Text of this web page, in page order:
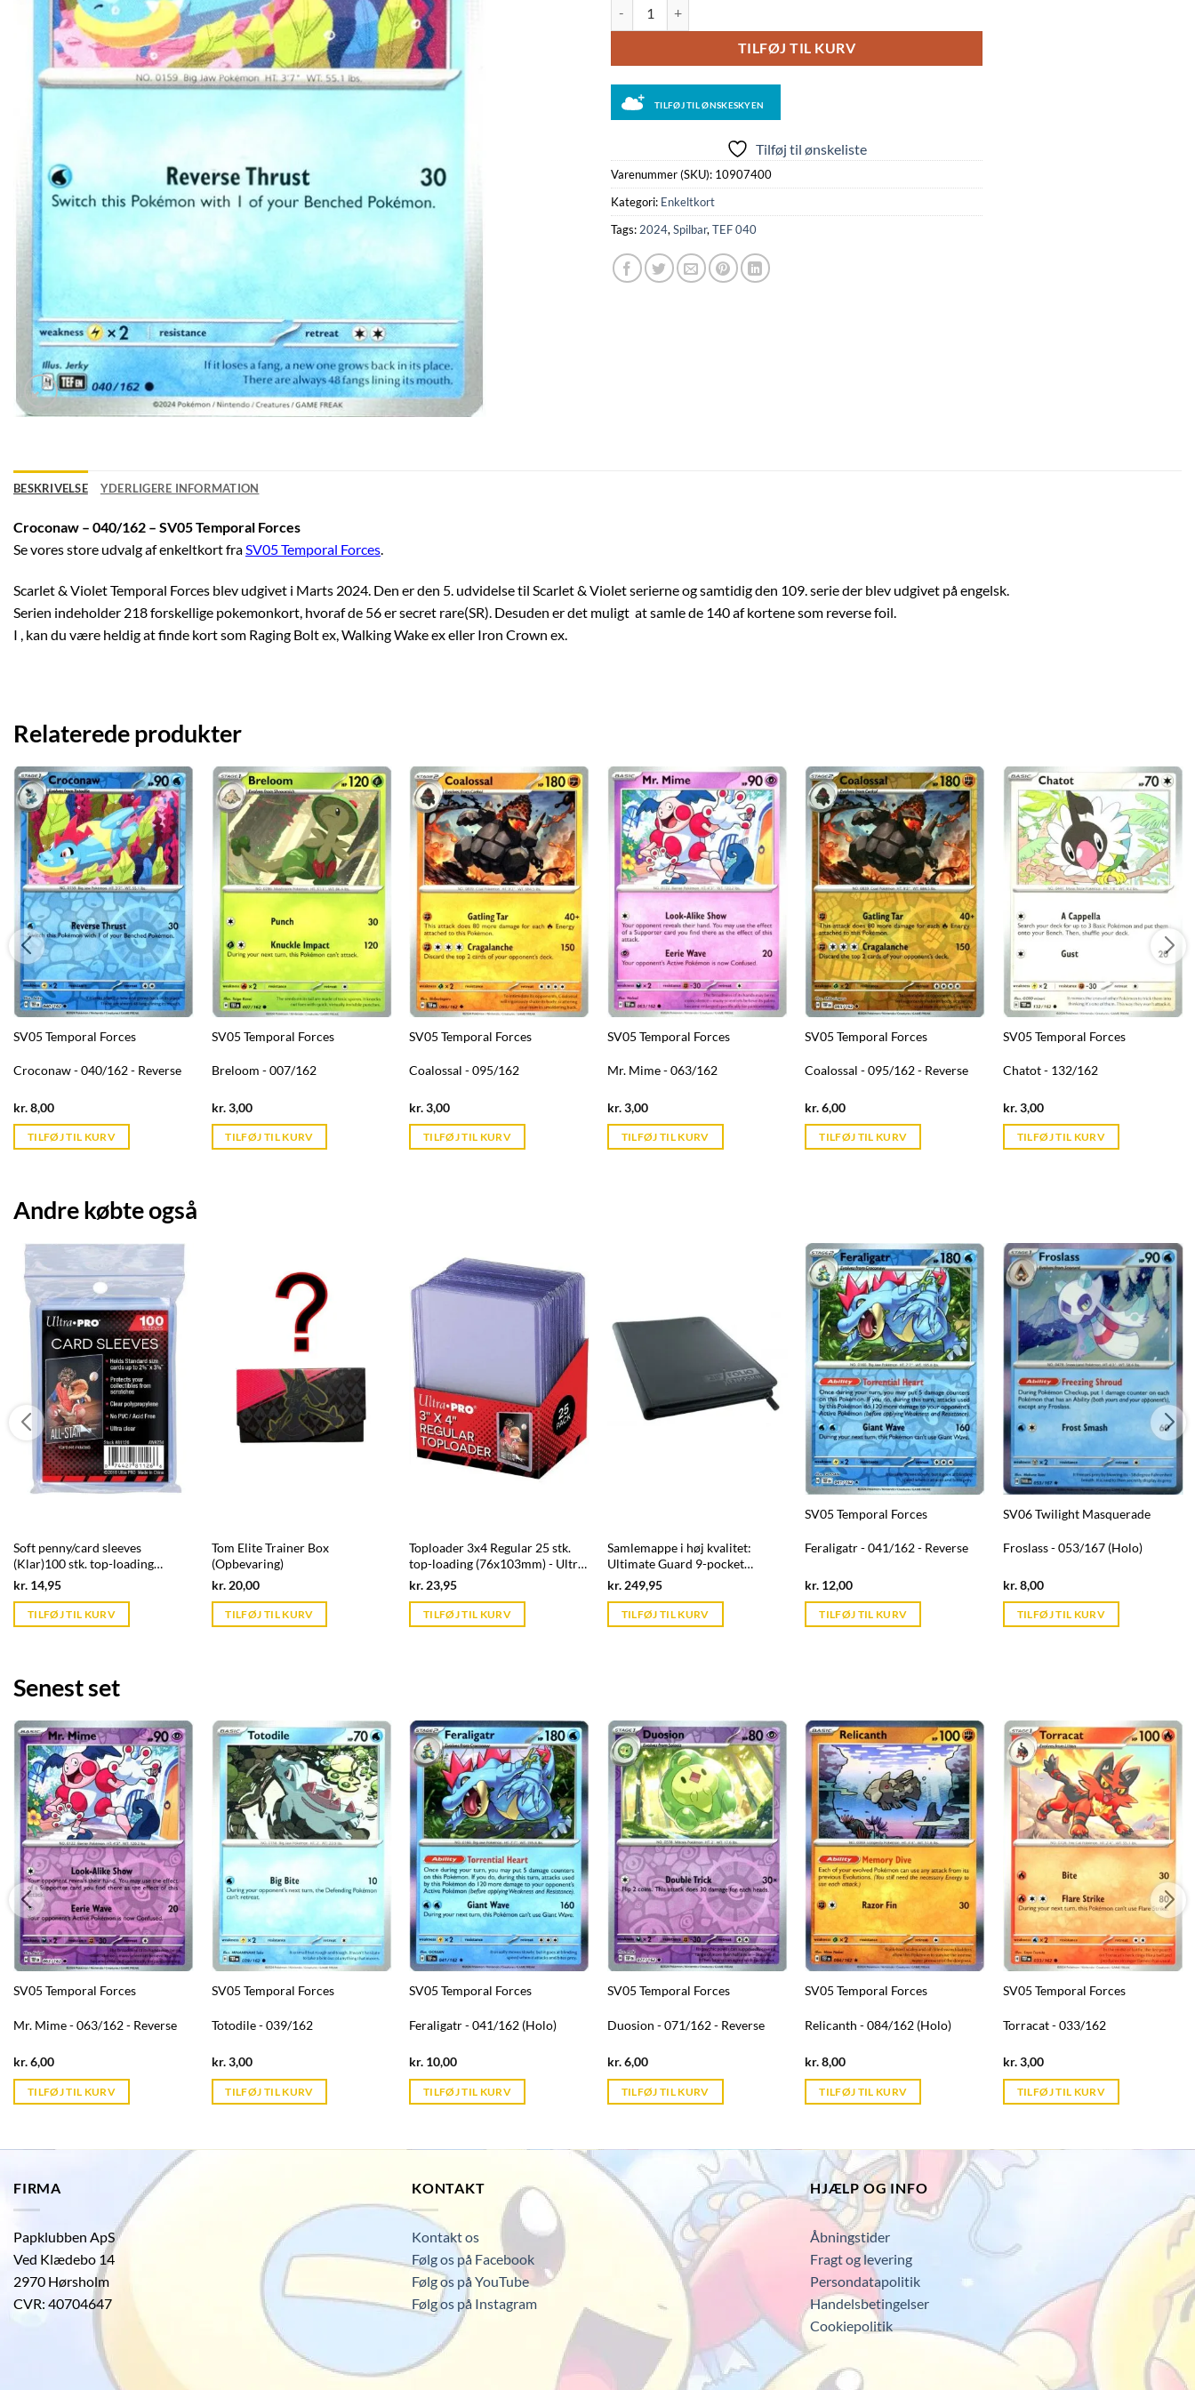
TILFØJ TIL KURV
TILFØJ TIL ØNSKESKYEN
Tilføj til ønskeliste
Varenummer (SKU): 10907400
Kategori: Enkeltkort
Tags: 2024, Spilbar, TEF 040
BESKRIVELSE YDERLIGERE INFORMATION
Croconaw – 040/162 – SV05 Temporal Forces
Se vores store udvalg af enkeltkort fraSV05 Temporal Forces.
Scarlet & Violet Temporal Forces blev udgivet i Marts 2024. Den er den 5. udvidelse til Scarlet & Violet serierne og samtidig den 109. serie der blev udgivet på engelsk.
Serien indeholder 218 forskellige pokemonkort, hvoraf de 56 er secret rare(SR). Desuden er det muligt at samle de 140 af kortene som reverse foil.
I , kan du være heldig at finde kort som Raging Bolt ex, Walking Wake ex eller Iron Crown ex.
Relaterede produkter
SV05 Temporal Forces
Croconaw - 040/162 - Reverse
kr.8,00Current
is:
kr. 39,95.
TILFØJ TIL KURV
SV05 Temporal Forces
Breloom - 007/162
kr.3,00Current
is:
kr. 39,95.
TILFØJ TIL KURV
SV05 Temporal Forces
Coalossal - 095/162
kr.3,00Current
is:
kr. 39,95.
TILFØJ TIL KURV
SV05 Temporal Forces
Mr. Mime - 063/162
kr.3,00Current
is:
kr. 39,95.
TILFØJ TIL KURV
SV05 Temporal Forces
Coalossal - 095/162 - Reverse
kr.6,00Current
is:
kr. 39,95.
TILFØJ TIL KURV
SV05 Temporal Forces
Chatot - 132/162
kr.3,00Current
is:
kr. 39,95.
TILFØJ TIL KURV
Andre købte også
Soft penny/card sleeves
(Klar)100 stk. top-loading
(66,7x92mm) - Ultra Pro
kr. 14,95Current
is:
kr. 39,95.
TILFØJ TIL KURV
Tom Elite Trainer Box
(Opbevaring)
kr.20,00Current
is:
kr. 39,95.
TILFØJ TIL KURV
Toploader 3x4 Regular 25 stk.
top-loading (76x103mm) - Ultra
Pro
kr. 23,95Current
is:
kr. 39,95.
TILFØJ TIL KURV
Samlemappe i høj kvalitet:
Ultimate Guard 9-pocket
ZipFolio XenoSkin - Sort
kr.249,95Current
is:
kr. 39,95.
TILFØJ TIL KURV
SV05 Temporal Forces
Feraligatr - 041/162 - Reverse
kr. 12,00Current
is:
kr. 39,95.
TILFØJ TIL KURV
SV06 Twilight Masquerade
Froslass - 053/167 (Holo)
kr.8,00Current
is:
kr. 39,95.
TILFØJ TIL KURV
Senest set
SV05 Temporal Forces
Mr. Mime - 063/162 - Reverse
kr.6,00Current
is:
kr. 39,95.
TILFØJ TIL KURV
SV05 Temporal Forces
Totodile - 039/162
kr.3,00Current
is:
kr. 39,95.
TILFØJ TIL KURV
SV05 Temporal Forces
Feraligatr - 041/162 (Holo)
kr. 10,00Current
is:
kr. 39,95.
TILFØJ TIL KURV
SV05 Temporal Forces
Duosion - 071/162 - Reverse
kr.6,00Current
is:
kr. 39,95.
TILFØJ TIL KURV
SV05 Temporal Forces
Relicanth - 084/162 (Holo)
kr.8,00Current
is:
kr. 39,95.
TILFØJ TIL KURV
SV05 Temporal Forces
Torracat - 033/162
kr.3,00Current
is:
kr. 39,95.
TILFØJ TIL KURV
FIRMA
Papklubben ApS
Ved Klædebo 14
2970 Hørsholm
CVR: 40704647
KONTAKT
Kontakt os
Følg os på Facebook
Følg os på YouTube
Følg os på Instagram
HJÆLP OG INFO
Åbningstider
Fragt og levering
Persondatapolitik
Handelsbetingelser
Cookiepolitik